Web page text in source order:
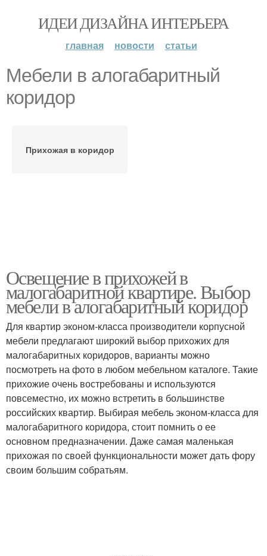
ИДЕИ ДИЗАЙНА ИНТЕРЬЕРА
главная новости статьи
Мебели в алогабаритный
коридор
Прихожая в коридор
Освещение в прихожей в
малогабаритной квартире. Выбор
мебели в алогабаритный коридор
Для квартир эконом-класса производители корпусной
мебели предлагают широкий выбор прихожих для
малогабаритных коридоров, варианты можно
посмотреть на фото в любом мебельном каталоге. Такие
прихожие очень востребованы и используются
повсеместно, их можно встретить в большинстве
российских квартир. Выбирая мебель эконом-класса для
малогабаритного коридора, стоит помнить о ее
основном предназначении. Даже самая маленькая
прихожая по своей функциональности может дать фору
своим большим собратьям.